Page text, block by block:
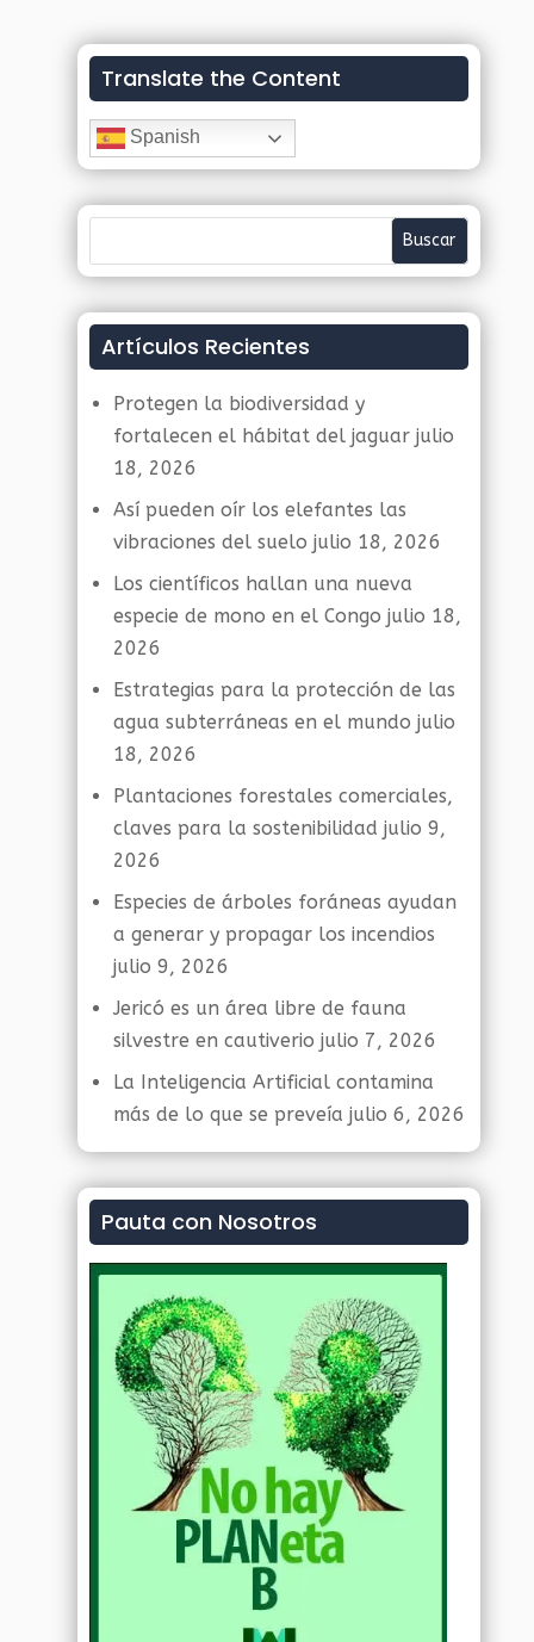
Translate the Content
Spanish
Artículos Recientes
Protegen la biodiversidad y
fortalecen el hábitat del jaguar julio
18, 2026
Así pueden oír los elefantes las
vibraciones del suelo julio 18, 2026
Los científicos hallan una nueva
especie de mono en el Congo julio 18,
2026
Estrategias para la protección de las
agua subterráneas en el mundo julio
18, 2026
Plantaciones forestales comerciales,
claves para la sostenibilidad julio 9,
2026
Especies de árboles foráneas ayudan
a generar y propagar los incendios
julio 9, 2026
Jericó es un área libre de fauna
silvestre en cautiverio julio 7, 2026
La Inteligencia Artificial contamina
más de lo que se preveía julio 6, 2026
Pauta con Nosotros